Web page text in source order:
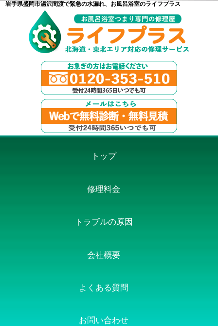
岩手県盛岡市湯沢間渡で緊急の水漏れ、お風呂浴室のライフプラス
トップ
修理料金
トラブルの原因
会社概要
よくある質問
お問い合わせ